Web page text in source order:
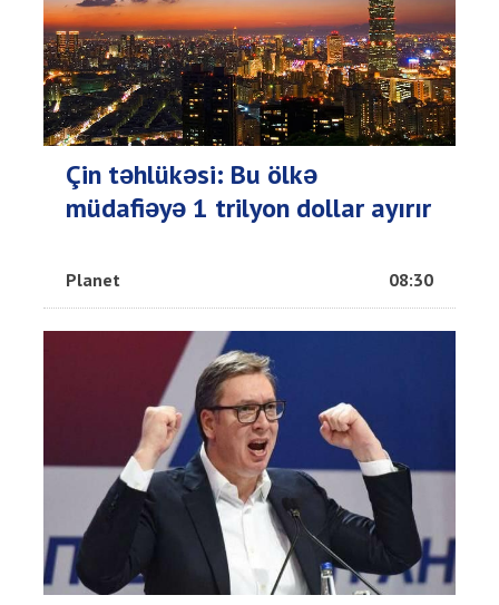
Çin təhlükəsi: Bu ölkə
müdafiəyə 1 trilyon dollar ayırır
Planet 08:30